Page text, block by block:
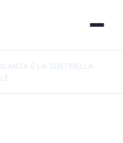
È LA SENTINELLA